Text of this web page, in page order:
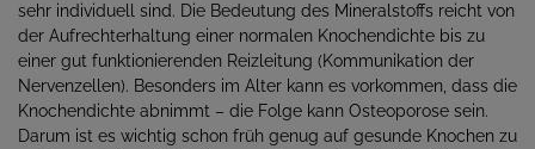
sehr individuell sind. Die Bedeutung des Mineralstoffs reicht von
der Aufrechterhaltung einer normalen Knochendichte bis zu
einer gut funktionierenden Reizleitung (Kommunikation der
Nervenzellen). Besonders im Alter kann es vorkommen, dass die
Knochendichte abnimmt – die Folge kann Osteoporose sein.
Darum ist es wichtig schon früh genug auf gesunde Knochen zu